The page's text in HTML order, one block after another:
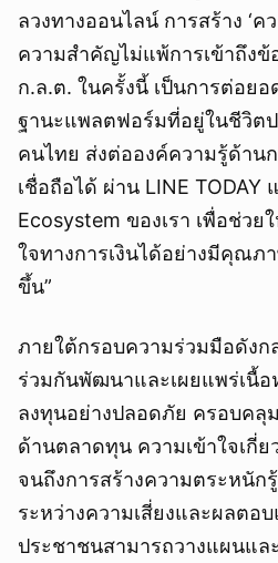
ลวงทางออนไลน์ การสร้าง ‘ค
ความสำคัญไม่แพ้การเข้าถึง
ก.ล.ต. ในครั้งนี้ เป็นการต่อย
ฐานะแพลตฟอร์มที่อยู่ในชีวิต
คนไทย ส่งต่อองค์ความรู้ด้าน
เชื่อถือได้ ผ่าน LINE TODAY
Ecosystem ของเรา เพื่อช่ว
ใจทางการเงินได้อย่างมีคุณภ
ขึ้น”
ภายใต้กรอบความร่วมมือดังก
ร่วมกันพัฒนาและเผยแพร่เนื้อ
ลงทุนอย่างปลอดภัย ครอบคลุ
ด้านตลาดทุน ความเข้าใจเกี่
จนถึงการสร้างความตระหนัก
ระหว่างความเสี่ยงและผลตอ
ประชาชนสามารถวางแผนแล